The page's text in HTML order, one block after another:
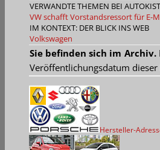
VERWANDTE THEMEN BEI
VW schafft Vorstandsressort für E-
IM KONTEXT: DER BLICK INS WEB
Volkswagen
Sie befinden sich im Archiv.
Veröffentlichungsdatum dieser
Hersteller-